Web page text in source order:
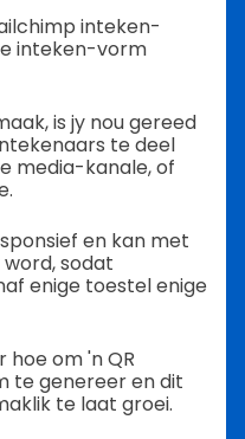
inteken-
inteken-vorm
is jy nou gereed
te deel
media-kanale, of
en kan met
sodat
enige toestel enige
hoe om 'n QR
te genereer en dit
te laat groei.